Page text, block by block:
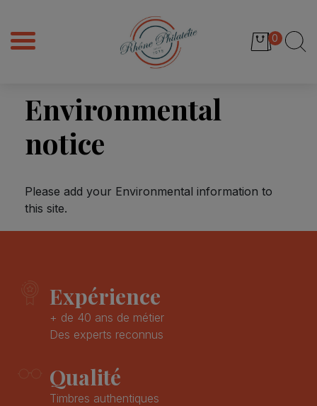
0
Environmental
notice
Please add your Environmental information to
this site.
Expérience
+ de 40 ans de métier
Des experts reconnus
Qualité
Timbres authentiques